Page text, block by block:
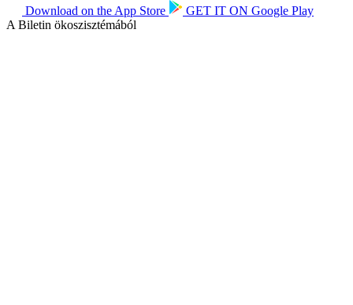
Download on the App Store GET IT ON Google Play
A Biletin ökoszisztémából